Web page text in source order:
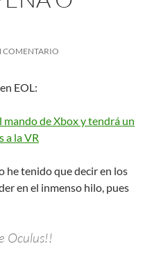
COMENTARIO
EOL:
de Xbox y tendrá un
a la VR
he tenido que decir en los
en el inmenso hilo, pues
Oculus!!